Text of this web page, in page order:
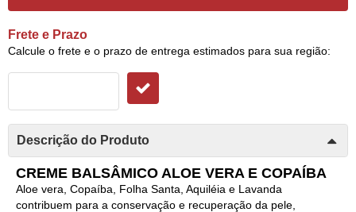
Frete e Prazo
Calcule o frete e o prazo de entrega estimados para sua região:
Descrição do Produto
CREME BALSÂMICO ALOE VERA E COPAÍBA
Aloe vera, Copaíba, Folha Santa, Aquiléia e Lavanda
contribuem para a conservação e recuperação da pele,